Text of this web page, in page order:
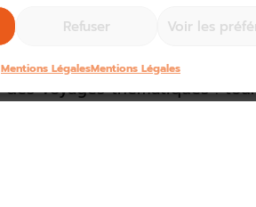
Refuser Voir les
Mentions LégalesMentions Légales
possible, nous étudierons la
votre demande, budget,
des voyages thématiques :